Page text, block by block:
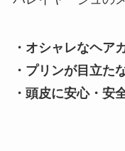
・オシャレなヘア
・プリンが目立た
・頭皮に安心・安